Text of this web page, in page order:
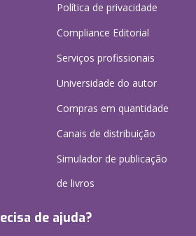
Política de privacidade
Compliance Editorial
Serviços profissionais
Universidade do autor
Compras em quantidade
Canais de distribuição
Simulador de publicação
de livros
de ajuda?